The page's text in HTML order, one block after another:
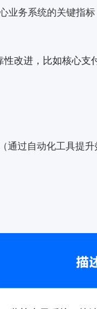
业务系统的关键指标
改进，比如核心支
通过自动化工具提